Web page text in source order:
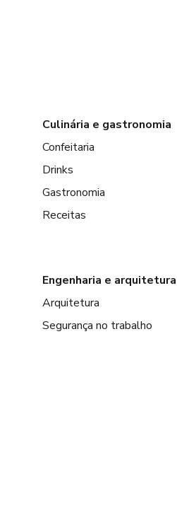
Culinária e gastronomia
Confeitaria
Drinks
Gastronomia
Receitas
Engenharia e arquitetura
Arquitetura
Segurança no trabalho